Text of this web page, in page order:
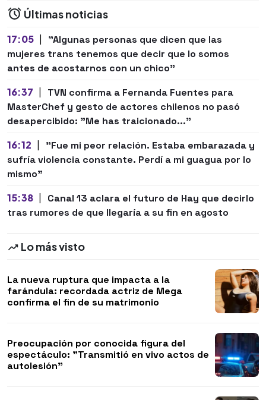
Últimas noticias
17:05 |
"Algunas personas que dicen que las
mujeres trans tenemos que decir que lo somos
antes de acostarnos con un chico"
16:37 |
TVN confirma a Fernanda Fuentes para
MasterChef y gesto de actores chilenos no pasó
desapercibido: "Me has traicionado..."
16:12 |
"Fue mi peor relación. Estaba embarazada y
sufría violencia constante. Perdí a mi guagua por lo
mismo"
15:38 |
Canal 13 aclara el futuro de Hay que decirlo
tras rumores de que llegaría a su fin en agosto
Lo más visto
La nueva ruptura que impacta a la
farándula: recordada actriz de Mega
confirma el fin de su matrimonio
Preocupación por conocida figura del
espectáculo: "Transmitió en vivo actos de
autolesión"